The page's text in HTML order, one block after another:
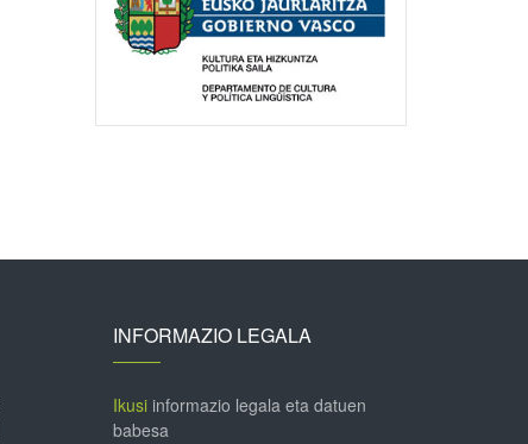
INFORMAZIO LEGALA
Ikusiinformazio legala eta datuen
babesa